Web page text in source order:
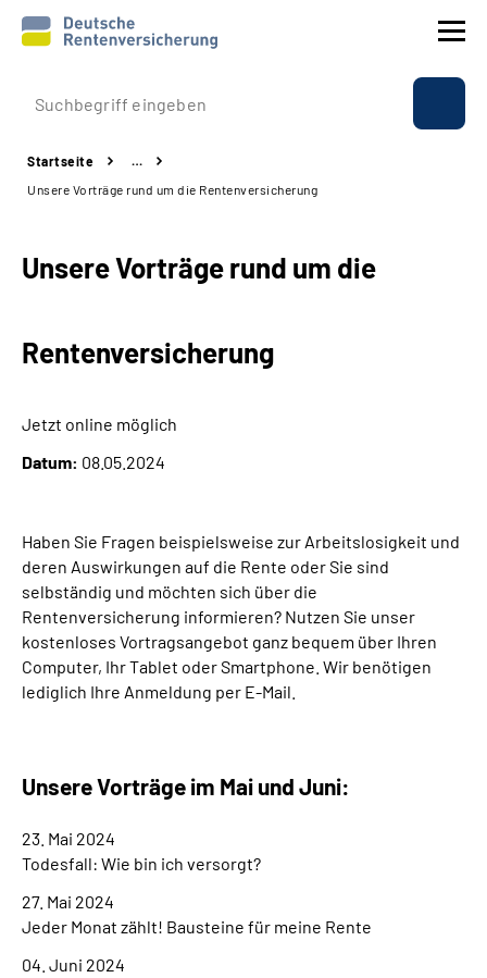
Prävention
Reha
Experten
Über uns & Presse
Suche
Language
Inhalte in Gebärdensprache (DGS)
Startseite
…
Unsere Vorträge rund um die Rentenversicherung
Unsere Vorträge rund um die
Rentenversicherung
Jetzt online möglich
Datum: 08.05.2024
Haben Sie Fragen beispielsweise zur Arbeitslosigkeit und
deren Auswirkungen auf die Rente oder Sie sind
selbständig und möchten sich über die
Rentenversicherung informieren? Nutzen Sie unser
kostenloses Vortragsangebot ganz bequem über Ihren
Computer, Ihr Tablet oder Smartphone. Wir benötigen
lediglich Ihre Anmeldung per E-Mail.
Unsere Vorträge im Mai und Juni:
23. Mai 2024
Todesfall: Wie bin ich versorgt?
27. Mai 2024
Jeder Monat zählt! Bausteine für meine Rente
04. Juni 2024